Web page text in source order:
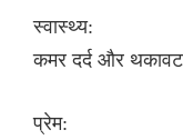
स्वास्थ्य:
कमर दर्द और
प्रेम: